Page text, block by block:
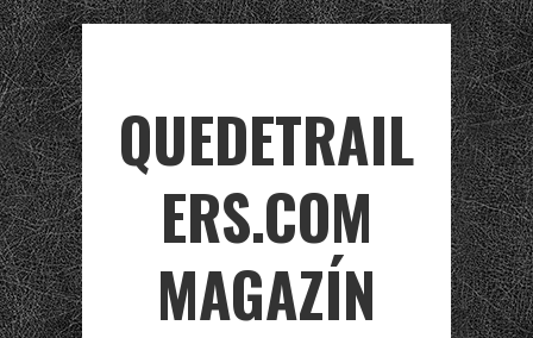
QUEDETRAIL
ERS.COM
MAGAZÍN